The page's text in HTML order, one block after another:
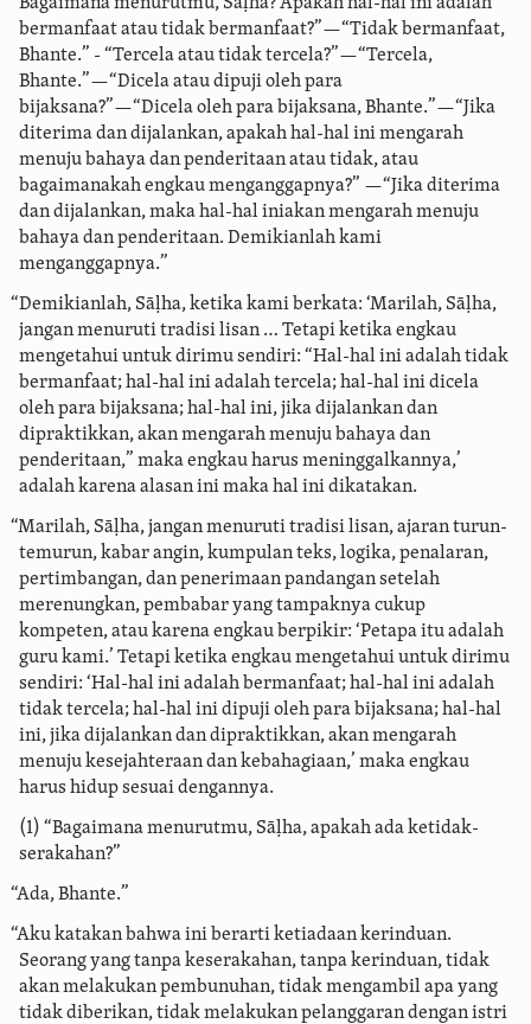
bermanfaat atau tidak bermanfaat?”—“Tidak bermanfaat,
Bhante.” - “Tercela atau tidak tercela?”—“Tercela,
Bhante.”—“Dicela atau dipuji oleh para
bijaksana?”—“Dicela oleh para bijaksana, Bhante.”—“Jika
diterima dan dijalankan, apakah hal-hal ini mengarah
menuju bahaya dan penderitaan atau tidak, atau
bagaimanakah engkau menganggapnya?” —“Jika diterima
dan dijalankan, maka hal-hal iniakan mengarah menuju
bahaya dan penderitaan. Demikianlah kami
menganggapnya.”
“Demikianlah, Sāḷha, ketika kami berkata: ‘Marilah, Sāḷha,
jangan menuruti tradisi lisan … Tetapi ketika engkau
mengetahui untuk dirimu sendiri: “Hal-hal ini adalah tidak
bermanfaat; hal-hal ini adalah tercela; hal-hal ini dicela
oleh para bijaksana; hal-hal ini, jika dijalankan dan
dipraktikkan, akan mengarah menuju bahaya dan
penderitaan,” maka engkau harus meninggalkannya,’
adalah karena alasan ini maka hal ini dikatakan.
“Marilah, Sāḷha, jangan menuruti tradisi lisan, ajaran turun-
temurun, kabar angin, kumpulan teks, logika, penalaran,
pertimbangan, dan penerimaan pandangan setelah
merenungkan, pembabar yang tampaknya cukup
kompeten, atau karena engkau berpikir: ‘Petapa itu adalah
guru kami.’ Tetapi ketika engkau mengetahui untuk dirimu
sendiri: ‘Hal-hal ini adalah bermanfaat; hal-hal ini adalah
tidak tercela; hal-hal ini dipuji oleh para bijaksana; hal-hal
ini, jika dijalankan dan dipraktikkan, akan mengarah
menuju kesejahteraan dan kebahagiaan,’ maka engkau
harus hidup sesuai dengannya.
(1) “Bagaimana menurutmu, Sāḷha, apakah ada ketidak-
serakahan?”
“Ada, Bhante.”
“Aku katakan bahwa ini berarti ketiadaan kerinduan.
Seorang yang tanpa keserakahan, tanpa kerinduan, tidak
akan melakukan pembunuhan, tidak mengambil apa yang
tidak diberikan, tidak melakukan pelanggaran dengan istri